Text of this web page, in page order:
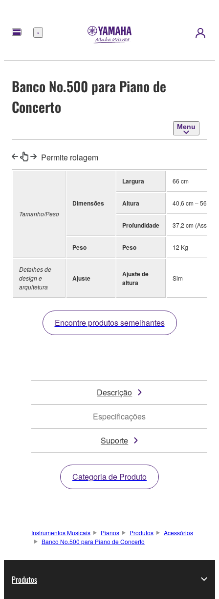
Menu
Banco No.500 para Piano de
Concerto
Menu
Permite rolagem
Tamanho/Peso
Dimensões
Largura 66 cm
Altura 40,6 cm – 56 cm
Profundidade 37,2 cm
Peso Peso 12 Kg
Detalhes de
design e
arquitetura
Ajuste
Ajuste de
altura
Sim
Encontre produtos semelhantes
Descrição
Especificações
Suporte
Categoria de Produto
Instrumentos Musicais Pianos Produtos
Acessórios
Banco No.500 para Piano de Concerto
Produtos